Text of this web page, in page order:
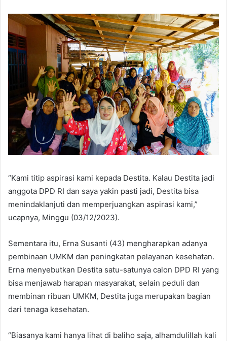
“Kami titip aspirasi kami kepada Destita. Kalau Destita jadi
anggota DPD RI dan saya yakin pasti jadi, Destita bisa
menindaklanjuti dan memperjuangkan aspirasi kami,”
ucapnya, Minggu (03/12/2023).
Sementara itu, Erna Susanti (43) mengharapkan adanya
pembinaan UMKM dan peningkatan pelayanan kesehatan.
Erna menyebutkan Destita satu-satunya calon DPD RI yang
bisa menjawab harapan masyarakat, selain peduli dan
membinan ribuan UMKM, Destita juga merupakan bagian
dari tenaga kesehatan.
“Biasanya kami hanya lihat di baliho saja, alhamdulillah kali